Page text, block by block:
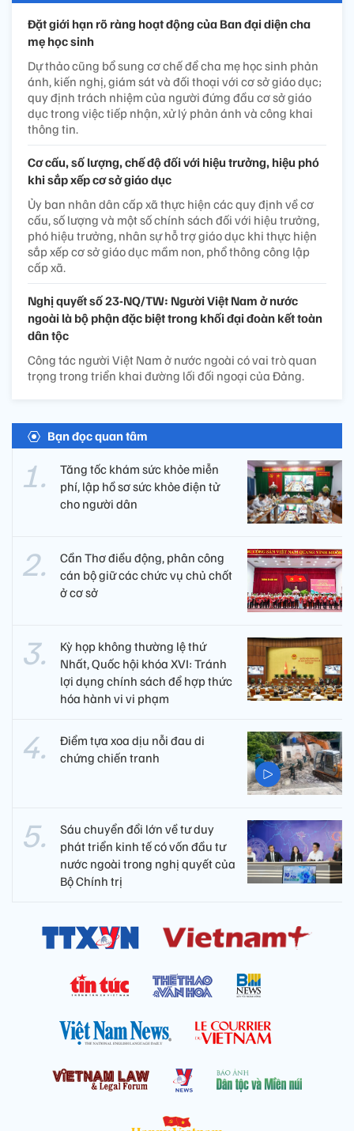
Đặt giới hạn rõ ràng hoạt động của Ban đại diện cha
mẹ học sinh
Dự thảo cũng bổ sung cơ chế để cha mẹ học sinh phản
ánh, kiến nghị, giám sát và đối thoại với cơ sở giáo dục;
quy định trách nhiệm của người đứng đầu cơ sở giáo
dục trong việc tiếp nhận, xử lý phản ánh và công khai
thông tin.
Cơ cấu, số lượng, chế độ đối với hiệu trưởng, hiệu phó
khi sắp xếp cơ sở giáo dục
Ủy ban nhân dân cấp xã thực hiện các quy định về cơ
cấu, số lượng và một số chính sách đối với hiệu trưởng,
phó hiệu trưởng, nhân sự hỗ trợ giáo dục khi thực hiện
sắp xếp cơ sở giáo dục mầm non, phổ thông công lập
cấp xã.
Nghị quyết số 23-NQ/TW: Người Việt Nam ở nước
ngoài là bộ phận đặc biệt trong khối đại đoàn kết toàn
dân tộc
Công tác người Việt Nam ở nước ngoài có vai trò quan
trọng trong triển khai đường lối đối ngoại của Đảng.
Bạn đọc quan tâm
Tăng tốc khám sức khỏe miễn
phí, lập hồ sơ sức khỏe điện tử
cho người dân
Cần Thơ điều động, phân công
cán bộ giữ các chức vụ chủ chốt
ở cơ sở
Kỳ họp không thường lệ thứ
Nhất, Quốc hội khóa XVI: Tránh
lợi dụng chính sách để hợp thức
hóa hành vi vi phạm
Điểm tựa xoa dịu nỗi đau di
chứng chiến tranh
Sáu chuyển đổi lớn về tư duy
phát triển kinh tế có vốn đầu tư
nước ngoài trong nghị quyết của
Bộ Chính trị